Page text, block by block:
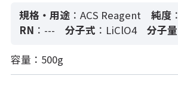
規格・用途 ：ACS Reagent 純度
RN ：--- 分子式 ：LiClO4 分子量
容量：500g